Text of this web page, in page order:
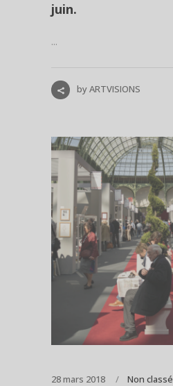
juin.
...
byARTVISIONS
28 mars 2018 Non classé